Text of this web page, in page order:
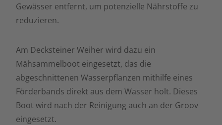
Gewässer entfernt, um potenzielle Nährstoffe zu
reduzieren.
Am Decksteiner Weiher wird dazu ein
Mähsammelboot eingesetzt, das die
abgeschnittenen Wasserpflanzen mithilfe eines
Förderbands direkt aus dem Wasser holt. Dieses
Boot wird nach der Reinigung auch an der Groov
eingesetzt.